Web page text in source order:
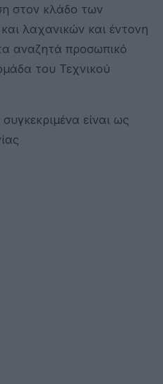
στον κλάδο των
λαχανικών και έντονη
αναζητά προσωπικό
του Τεχνικού
είναι ως